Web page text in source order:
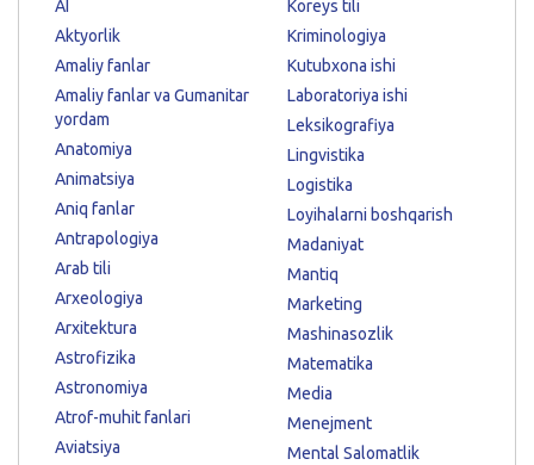
AI
Aktyorlik
Amaliy fanlar
Amaliy fanlar va Gumanitar
yordam
Anatomiya
Animatsiya
Aniq fanlar
Antrapologiya
Arab tili
Arxeologiya
Arxitektura
Astrofizika
Astronomiya
Atrof-muhit fanlari
Aviatsiya
Koreys tili
Kriminologiya
Kutubxona ishi
Laboratoriya ishi
Leksikografiya
Lingvistika
Logistika
Loyihalarni boshqarish
Madaniyat
Mantiq
Marketing
Mashinasozlik
Matematika
Media
Menejment
Mental Salomatlik